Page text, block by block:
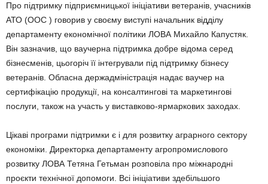
Про підтримку підприємницької ініціативи ветеранів, учасників
АТО (ООС ) говорив у своєму виступі начальник відділу
департаменту економічної політики ЛОВА Михайло Капустяк.
Він зазначив, що ваучерна підтримка добре відома серед
бізнесменів, цьогоріч її інтегрували під підтримку бізнесу
ветеранів. Обласна держадміністрація надає ваучер на
сертифікацію продукції, на консалтингові та маркетингові
послуги, також на участь у виставково-ярмаркових заходах.
Цікаві програми підтримки є і для розвитку аграрного сектору
економіки. Директорка департаменту агропромислового
розвитку ЛОВА Тетяна Гетьман розповіла про міжнародні
проєкти технічної допомоги. Всі ініціативи здебільшого